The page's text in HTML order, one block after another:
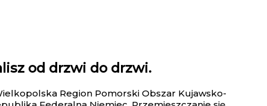
od drzwi do drzwi.
Region Pomorski Obszar Kujawsko-